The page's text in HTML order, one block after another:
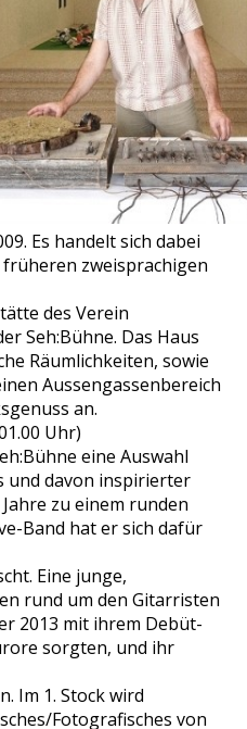
Es handelt sich dabei
zweisprachigen
des Verein
Seh:Bühne. Das Haus
Räumlichkeiten, sowie
Aussengassenbereich
an.
Uhr)
eine Auswahl
und davon inspirierter
zu einem runden
Band hat er sich dafür
Eine junge,
rund um den Gitarristen
2013 mit ihrem Debüt-
sorgten, und ihr
Im 1. Stock wird
Fotografisches von